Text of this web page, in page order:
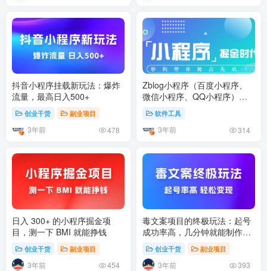
抖音小程序挂载新玩法：爆炸
流量，最高日入500+
创业干货 副业项目
3年前 478
Zblog小程序（百度小程序、
微信小程序、QQ小程序）开
源源码升级
软件工具
3年前 314
日入 300+ 的小程序掘金项
目，测一下 BMI 就能挣钱
创业干货 副业项目
3年前 454
毒文案项目的终极玩法：起号
成功率高，几分钟就能制作一
个原创视频
创业干货 副业项目
3年前 393